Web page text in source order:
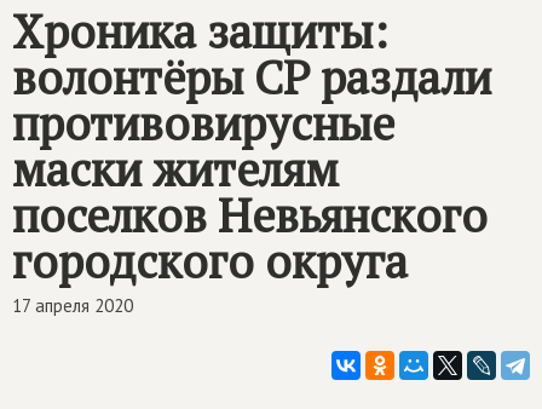
Хроника защиты:
волонтёры СР раздали
противовирусные
маски жителям
поселков Невьянского
городского округа
17 апреля 2020